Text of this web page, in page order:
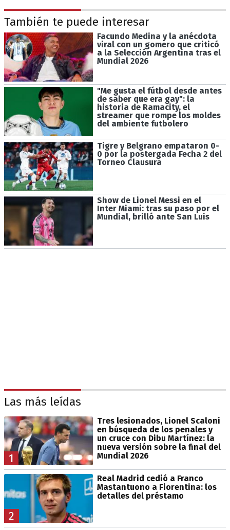
También te puede interesar
Facundo Medina y la anécdota
viral con un gomero que criticó
a la Selección Argentina tras el
Mundial 2026
"Me gusta el fútbol desde antes
de saber que era gay": la
historia de Ramacity, el
streamer que rompe los moldes
del ambiente futbolero
Tigre y Belgrano empataron 0-
0 por la postergada Fecha 2 del
Torneo Clausura
Show de Lionel Messi en el
Inter Miami: tras su paso por el
Mundial, brilló ante San Luis
Las más leídas
1
Tres lesionados, Lionel Scaloni
en búsqueda de los penales y
un cruce con Dibu Martínez: la
nueva versión sobre la final del
Mundial 2026
2
Real Madrid cedió a Franco
Mastantuono a Fiorentina: los
detalles del préstamo